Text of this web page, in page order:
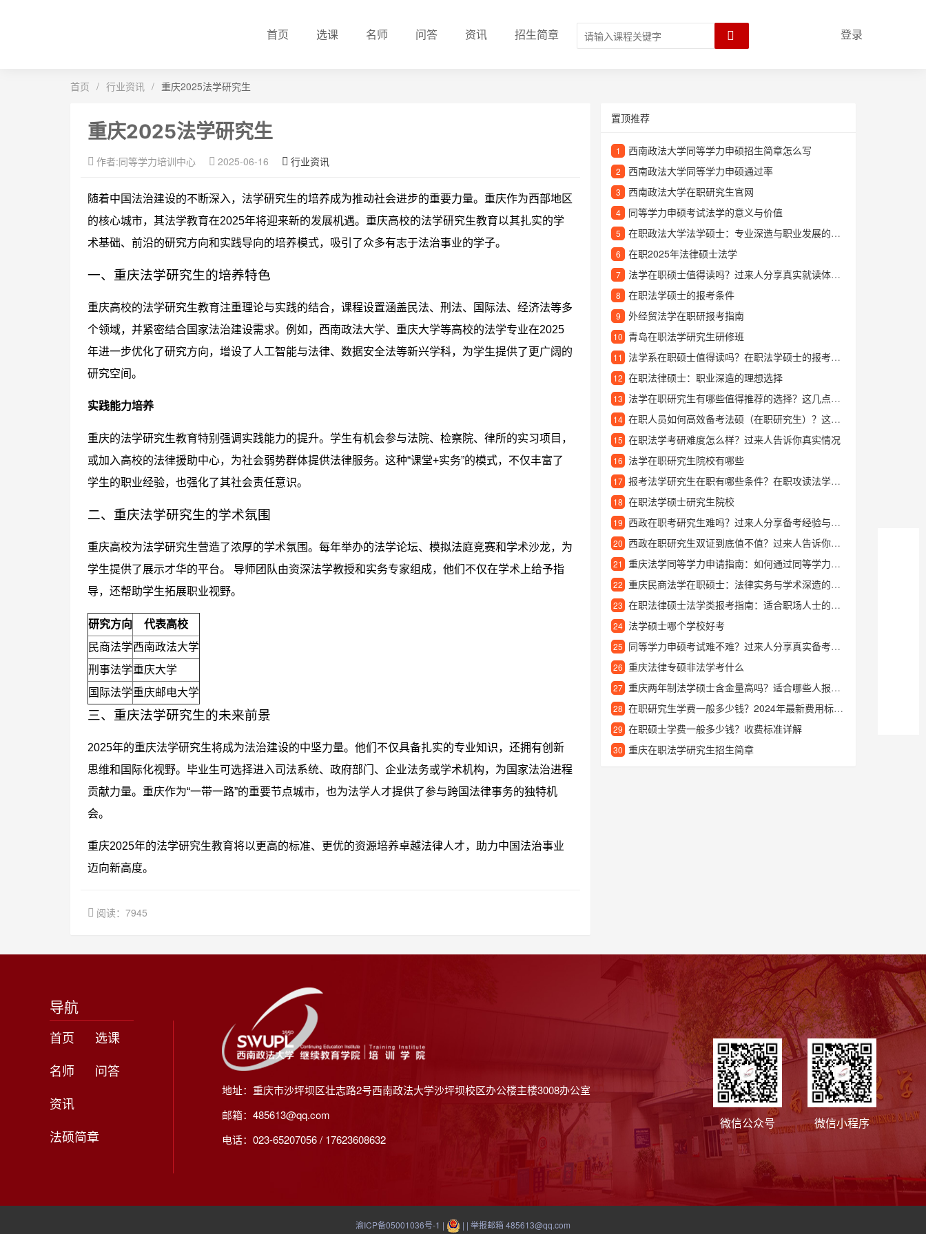
首页 选课 名师 问答 资讯 招生简章 登录
首页 / 行业资讯 / 重庆2025法学研究生
重庆2025法学研究生
作者:同等学力培训中心 2025-06-16 行业资讯
随着中国法治建设的不断深入，法学研究生的培养成为推动社会进步的重要力量。重庆作为西部地区
的核心城市，其法学教育在2025年将迎来新的发展机遇。重庆高校的法学研究生教育以其扎实的学
术基础、前沿的研究方向和实践导向的培养模式，吸引了众多有志于法治事业的学子。
一、重庆法学研究生的培养特色
重庆高校的法学研究生教育注重理论与实践的结合，课程设置涵盖民法、刑法、国际法、经济法等多
个领域，并紧密结合国家法治建设需求。例如，西南政法大学、重庆大学等高校的法学专业在2025
年进一步优化了研究方向，增设了人工智能与法律、数据安全法等新兴学科，为学生提供了更广阔的
研究空间。
实践能力培养
重庆的法学研究生教育特别强调实践能力的提升。学生有机会参与法院、检察院、律所的实习项目，
或加入高校的法律援助中心，为社会弱势群体提供法律服务。这种“课堂+实务”的模式，不仅丰富了
学生的职业经验，也强化了其社会责任意识。
二、重庆法学研究生的学术氛围
重庆高校为法学研究生营造了浓厚的学术氛围。每年举办的法学论坛、模拟法庭竞赛和学术沙龙，为
学生提供了展示才华的平台。 导师团队由资深法学教授和实务专家组成，他们不仅在学术上给予指
导，还帮助学生拓展职业视野。
研究方向
代表高校
民商法学西南政法大学
刑事法学重庆大学
国际法学重庆邮电大学
三、重庆法学研究生的未来前景
2025年的重庆法学研究生将成为法治建设的中坚力量。他们不仅具备扎实的专业知识，还拥有创新
思维和国际化视野。毕业生可选择进入司法系统、政府部门、企业法务或学术机构，为国家法治进程
贡献力量。重庆作为“一带一路”的重要节点城市，也为法学人才提供了参与跨国法律事务的独特机
会。
重庆2025年的法学研究生教育将以更高的标准、更优的资源培养卓越法律人才，助力中国法治事业
迈向新高度。
阅读：7945
置顶推荐
1 西南政法大学同等学力申硕招生简章怎么写
2 西南政法大学同等学力申硕通过率
3 西南政法大学在职研究生官网
4 同等学力申硕考试法学的意义与价值
5 在职政法大学法学硕士：专业深造与职业发展的双重优势
6 在职2025年法律硕士法学
7 法学在职硕士值得读吗？过来人分享真实就读体验与职业发展优势
8 在职法学硕士的报考条件
9 外经贸法学在职研报考指南
10 青岛在职法学研究生研修班
11 法学系在职硕士值得读吗？在职法学硕士的报考条件和学习优势全解析
12 在职法律硕士：职业深造的理想选择
13 法学在职研究生有哪些值得推荐的选择？这几点建议收藏
14 在职人员如何高效备考法硕（在职研究生）？这份攻略请收好
15 在职法学考研难度怎么样？过来人告诉你真实情况
16 法学在职研究生院校有哪些
17 报考法学研究生在职有哪些条件？在职攻读法学研究生全指南
18 在职法学硕士研究生院校
19 西政在职考研究生难吗？过来人分享备考经验与心得
20 西政在职研究生双证到底值不值？过来人告诉你真实就读体验
21 重庆法学同等学力申请指南：如何通过同等学力提升法律专业能力
22 重庆民商法学在职硕士：法律实务与学术深造的融合之路
23 在职法律硕士法学类报考指南：适合职场人士的法学深造路径
24 法学硕士哪个学校好考
25 同等学力申硕考试难不难？过来人分享真实备考经验
26 重庆法律专硕非法学考什么
27 重庆两年制法学硕士含金量高吗？适合哪些人报考？
28 在职研究生学费一般多少钱？2024年最新费用标准详解
29 在职硕士学费一般多少钱？收费标准详解
30 重庆在职法学研究生招生简章
导航
首页
选课
名师
问答
资讯
法硕简章
地址：重庆市沙坪坝区壮志路2号西南政法大学沙坪坝校区办公楼主楼3008办公室
邮箱：485613@qq.com
电话：023-65207056 / 17623608632
微信公众号 微信小程序
渝ICP备05001036号-1 | | | 举报邮箱 485613@qq.com